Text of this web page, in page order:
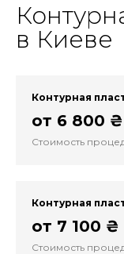
в Киеве
Контурная
от 6 800 ₴
Стоимость
Контурная
от 7 100 ₴
Стоимость